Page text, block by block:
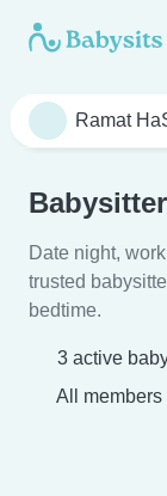
Date night,
trusted
bedtime.
3 active
All members